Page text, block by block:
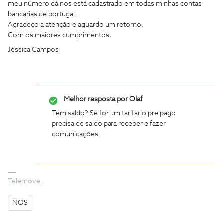
meu número dá nos está cadastrado em todas minhas contas
bancárias de portugal.
Agradeço a atenção e aguardo um retorno.
Com os maiores cumprimentos,
Jéssica Campos
Melhor resposta porOlaf
Tem saldo? Se for um tarifario pre pago
precisa de saldo para receber e fazer
comunicações
Telemóvel
NOS